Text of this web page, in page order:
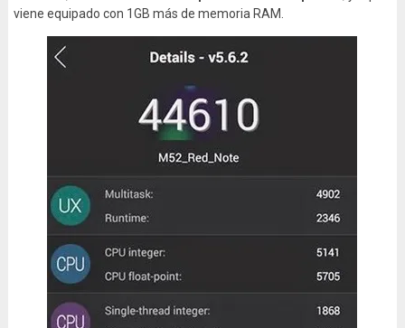
viene equipado con 1GB más de memoria RAM.